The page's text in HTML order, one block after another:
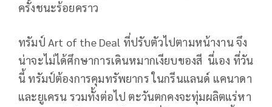
ครั้งชนะร้อยคราว
ทรัมป์ Art of the Deal ที่ปรับตัวไปตามหน้างาน จึง
น่าจะไม่ได้ศึกษาการเดินหมากเงียบของสี นี่เอง ที่วัน
นี้ ทรัมป์ต้องการคุมทรัพยากร ในกรีนแลนด์ แคนาดา
และยูเครน รวมทั้งต่อไป ตะวันตกคงจะทุ่มผลิตแร่หา